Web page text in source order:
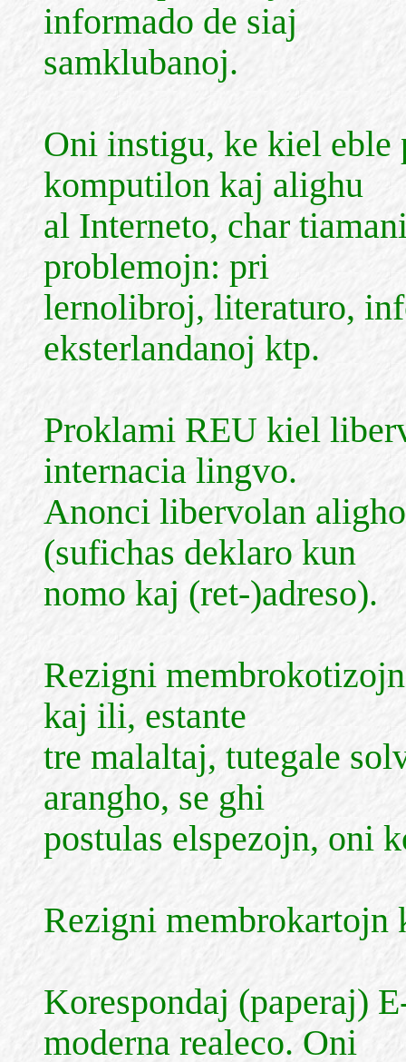
informado de siaj
samklubanoj.
Oni instigu, ke kiel eble
komputilon kaj alighu
al Interneto, char
problemojn: pri
lernolibroj, literaturo,
eksterlandanoj ktp.
Proklami REU kiel
internacia lingvo.
Anonci libervolan
(sufichas deklaro kun
nomo kaj (ret-)adreso).
Rezigni
kaj ili, estante
tre malaltaj, tutegale
arangho, se ghi
postulas elspezojn, oni
Rezigni
Korespondaj (paperaj)
moderna realeco. Oni